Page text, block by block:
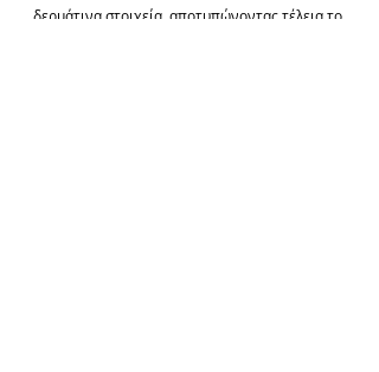
δερμάτινα στοιχεία, αποτυπώνοντας τέλεια το